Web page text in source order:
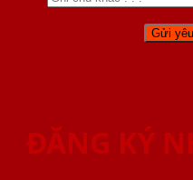
ĐĂNG KÝ